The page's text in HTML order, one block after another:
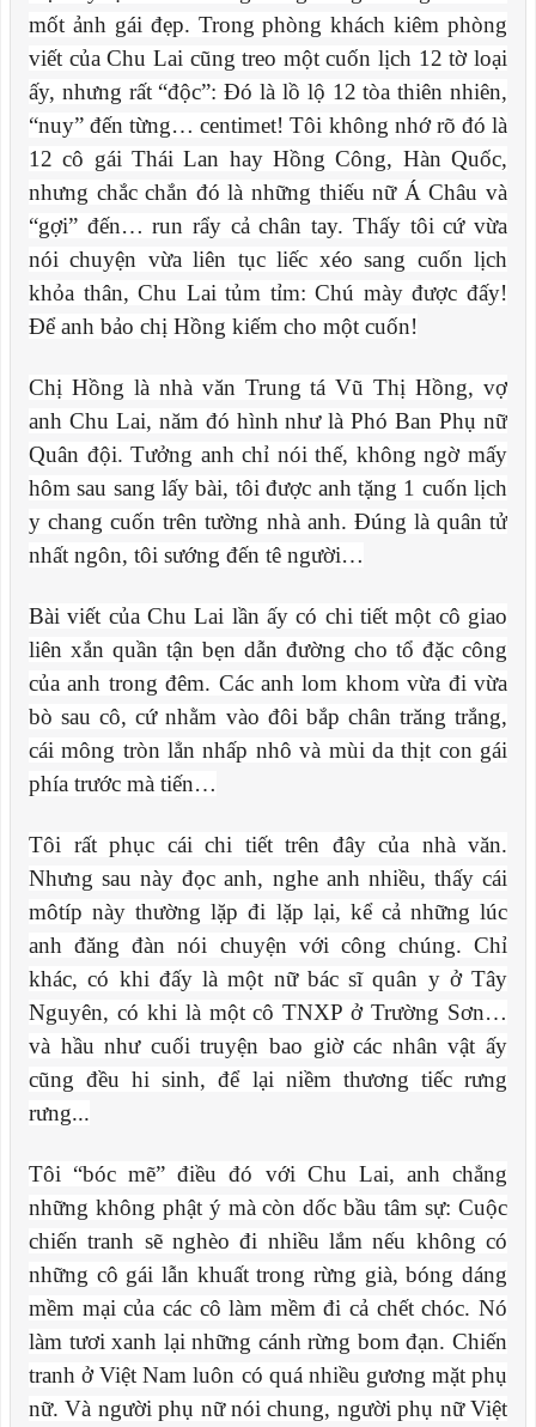
mốt ảnh gái đẹp. Trong phòng khách kiêm phòng
viết của Chu Lai cũng treo một cuốn lịch 12 tờ loại
ấy, nhưng rất “độc”: Đó là lồ lộ 12 tòa thiên nhiên,
“nuy” đến từng… centimet! Tôi không nhớ rõ đó là
12 cô gái Thái Lan hay Hồng Công, Hàn Quốc,
nhưng chắc chắn đó là những thiếu nữ Á Châu và
“gợi” đến… run rẩy cả chân tay. Thấy tôi cứ vừa
nói chuyện vừa liên tục liếc xéo sang cuốn lịch
khỏa thân, Chu Lai tủm tỉm: Chú mày được đấy!
Để anh bảo chị Hồng kiếm cho một cuốn!
Chị Hồng là nhà văn Trung tá Vũ Thị Hồng, vợ
anh Chu Lai, năm đó hình như là Phó Ban Phụ nữ
Quân đội. Tưởng anh chỉ nói thế, không ngờ mấy
hôm sau sang lấy bài, tôi được anh tặng 1 cuốn lịch
y chang cuốn trên tường nhà anh. Đúng là quân tử
nhất ngôn, tôi sướng đến tê người…
Bài viết của Chu Lai lần ấy có chi tiết một cô giao
liên xắn quần tận bẹn dẫn đường cho tổ đặc công
của anh trong đêm. Các anh lom khom vừa đi vừa
bò sau cô, cứ nhằm vào đôi bắp chân trăng trắng,
cái mông tròn lẳn nhấp nhô và mùi da thịt con gái
phía trước mà tiến…
Tôi rất phục cái chi tiết trên đây của nhà văn.
Nhưng sau này đọc anh, nghe anh nhiều, thấy cái
môtíp này thường lặp đi lặp lại, kể cả những lúc
anh đăng đàn nói chuyện với công chúng. Chỉ
khác, có khi đấy là một nữ bác sĩ quân y ở Tây
Nguyên, có khi là một cô TNXP ở Trường Sơn…
và hầu như cuối truyện bao giờ các nhân vật ấy
cũng đều hi sinh, để lại niềm thương tiếc rưng
rưng...
Tôi “bóc mẽ” điều đó với Chu Lai, anh chẳng
những không phật ý mà còn dốc bầu tâm sự: Cuộc
chiến tranh sẽ nghèo đi nhiều lắm nếu không có
những cô gái lẫn khuất trong rừng già, bóng dáng
mềm mại của các cô làm mềm đi cả chết chóc. Nó
làm tươi xanh lại những cánh rừng bom đạn. Chiến
tranh ở Việt Nam luôn có quá nhiều gương mặt phụ
nữ. Và người phụ nữ nói chung, người phụ nữ Việt